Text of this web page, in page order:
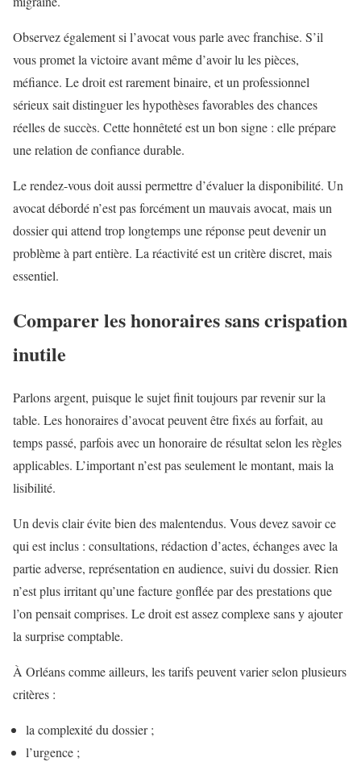
Observez également si l’avocat vous parle avec franchise. S’il
vous promet la victoire avant même d’avoir lu les pièces,
méfiance. Le droit est rarement binaire, et un professionnel
sérieux sait distinguer les hypothèses favorables des chances
réelles de succès. Cette honnêteté est un bon signe : elle prépare
une relation de confiance durable.
Le rendez-vous doit aussi permettre d’évaluer la disponibilité. Un
avocat débordé n’est pas forcément un mauvais avocat, mais un
dossier qui attend trop longtemps une réponse peut devenir un
problème à part entière. La réactivité est un critère discret, mais
essentiel.
Comparer les honoraires sans crispation
inutile
Parlons argent, puisque le sujet finit toujours par revenir sur la
table. Les honoraires d’avocat peuvent être fixés au forfait, au
temps passé, parfois avec un honoraire de résultat selon les règles
applicables. L’important n’est pas seulement le montant, mais la
lisibilité.
Un devis clair évite bien des malentendus. Vous devez savoir ce
qui est inclus : consultations, rédaction d’actes, échanges avec la
partie adverse, représentation en audience, suivi du dossier. Rien
n’est plus irritant qu’une facture gonflée par des prestations que
l’on pensait comprises. Le droit est assez complexe sans y ajouter
la surprise comptable.
À Orléans comme ailleurs, les tarifs peuvent varier selon plusieurs
critères :
la complexité du dossier ;
l’urgence ;